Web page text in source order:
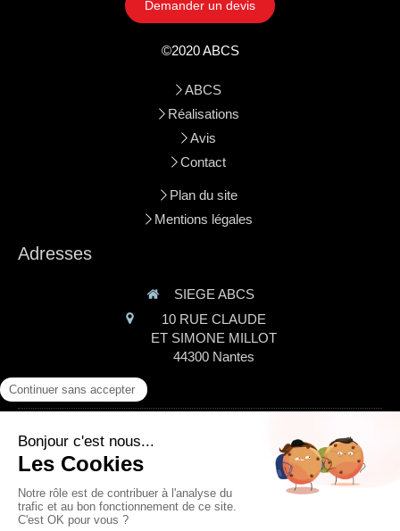
Demander un devis
©2020 ABCS
ABCS
Réalisations
Avis
Contact
Plan du site
Mentions légales
Adresses
SIEGE ABCS
10 RUE CLAUDE
ET SIMONE MILLOT
44300 Nantes
14 rue de la GIRONNIERE
44980 Sainte-luce-sur-loire